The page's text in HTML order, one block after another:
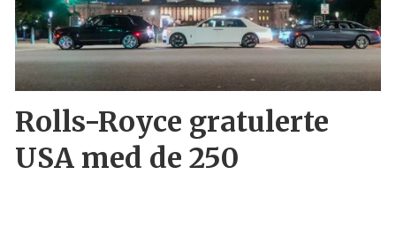
Rolls-Royce gratulerte
USA med de 250